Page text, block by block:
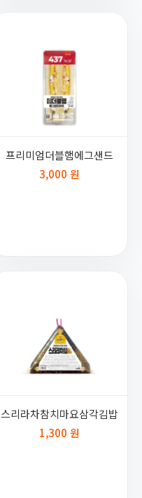
프리미엄더블햄에그샌드
3,000 원
스리라차참치마요삼각김밥
1,300 원